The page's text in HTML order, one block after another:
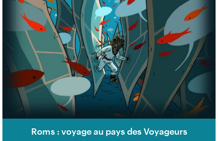
Roms : voyage au pays des Voyageurs